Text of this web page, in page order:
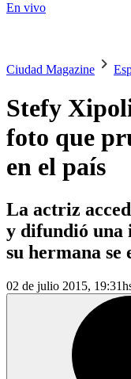
En vivo
Ciudad Magazine
Stefy
foto que
en el país
La actriz
y difundió una
su hermana
02 de julio 2015,